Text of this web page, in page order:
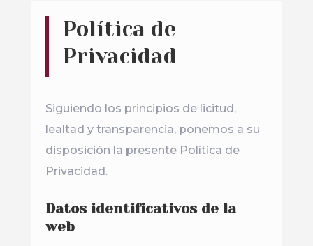
Política de
Privacidad
Siguiendo los principios de licitud,
lealtad y transparencia, ponemos a su
disposición la presente Política de
Privacidad.
Datos identificativos de la
web